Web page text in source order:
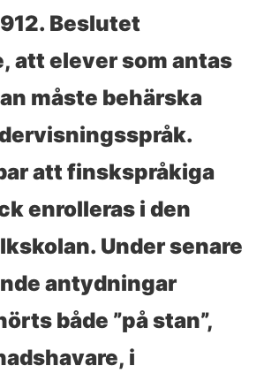
Beslutet
att elever som antas
måste behärska
att finskspråkiga
enrolleras i den
Under senare
antydningar
både ”på stan”,
i